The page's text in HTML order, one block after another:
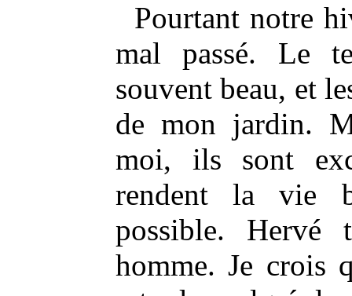
Pourtant notre
mal passé. Le
souvent beau, et
de mon jardin.
moi, ils sont
rendent la vie
possible. Hervé
homme. Je crois